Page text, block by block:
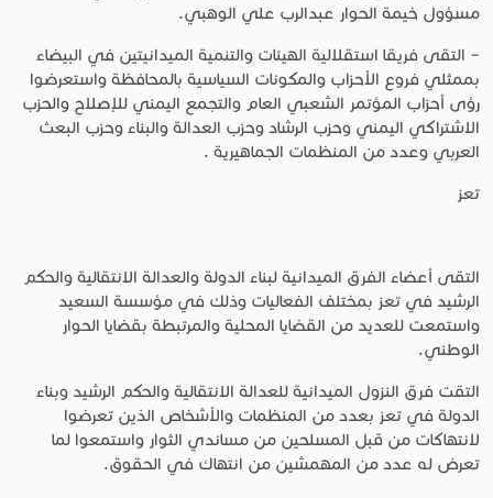
مسؤول خيمة الحوار عبدالرب علي الوهبي.
– التقى فريقا استقلالية الهيئات والتنمية الميدانيتين في البيضاء
بممثلي فروع الأحزاب والمكونات السياسية بالمحافظة واستعرضوا
رؤى أحزاب المؤتمر الشعبي العام والتجمع اليمني للإصلاح والحزب
الاشتراكي اليمني وحزب الرشاد وحزب العدالة والبناء وحزب البعث
العربي وعدد من المنظمات الجماهيرية .
تعز
التقى أعضاء الفرق الميدانية لبناء الدولة والعدالة الانتقالية والحكم
الرشيد في تعز بمختلف الفعاليات وذلك في مؤسسة السعيد
واستمعت للعديد من القضايا المحلية والمرتبطة بقضايا الحوار
الوطني.
التقت فرق النزول الميدانية للعدالة الانتقالية والحكم الرشيد وبناء
الدولة في تعز بعدد من المنظمات والأشخاص الذين تعرضوا
لانتهاكات من قبل المسلحين من مساندي الثوار واستمعوا لما
تعرض له عدد من المهمشين من انتهاك في الحقوق.